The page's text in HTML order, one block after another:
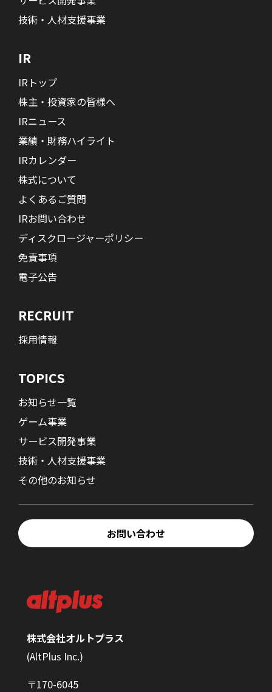
株式会社オルトプラス
(AltPlus Inc.)
〒170-6045
技術・人材支援事業
IR
IRトップ
株主・投資家の皆様へ
IRニュース
業績・財務ハイライト
IRカレンダー
株式について
よくあるご質問
IRお問い合わせ
ディスクロージャーポリシー
免責事項
電子公告
RECRUIT
採用情報
TOPICS
お知らせ一覧
ゲーム事業
サービス開発事業
技術・人材支援事業
その他のお知らせ
お問い合わせ